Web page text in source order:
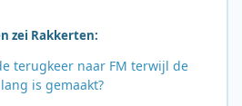
zei Rakkerten:
terugkeer naar FM terwijl de
is gemaakt?